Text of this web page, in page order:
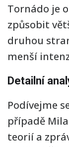
Tornádo je
způsobit
druhou
menší
Detailní
Podívejme
případě
teorií a